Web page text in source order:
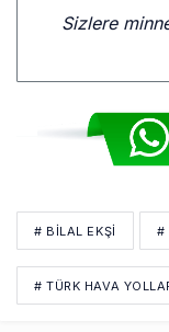
Sizlere
# BİLAL EKŞİ #
# TÜRK HAVA